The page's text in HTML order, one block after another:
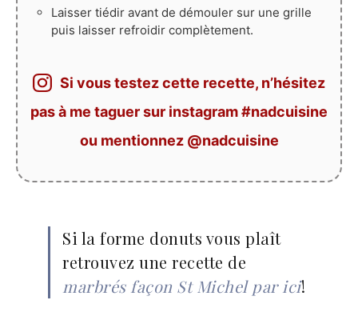
Laisser tiédir avant de démouler sur une grille
puis laisser refroidir complètement.
Si vous testez cette recette, n’hésitez
pas à me taguer sur instagram #nadcuisine
ou mentionnez @nadcuisine
Si la forme donuts vous plaît
retrouvez une recette de
marbrés façon St Michel par ici!